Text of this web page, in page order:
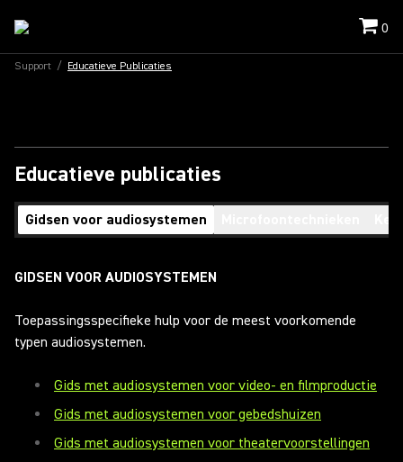
0
Support / Educatieve Publicaties
Educatieve publicaties
Gidsen voor audiosystemen
GIDSEN VOOR AUDIOSYSTEMEN
Toepassingsspecifieke hulp voor de meest voorkomende
typen audiosystemen.
Gids met audiosystemen voor video- en filmproductie
Gids met audiosystemen voor gebedshuizen
Gids met audiosystemen voor theatervoorstellingen